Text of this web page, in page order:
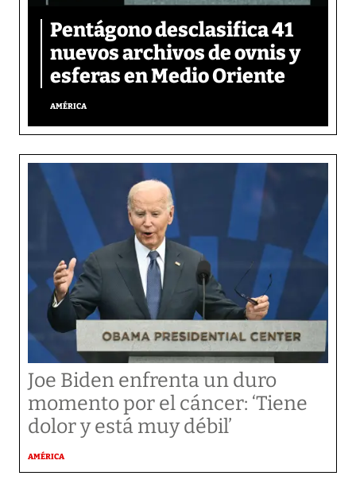
Pentágono desclasifica 41
nuevos archivos de ovnis y
esferas en Medio Oriente
AMÉRICA
Joe Biden enfrenta un duro
momento por el cáncer: ‘Tiene
dolor y está muy débil’
AMÉRICA